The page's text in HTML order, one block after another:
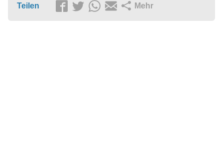
Teilen Mehr